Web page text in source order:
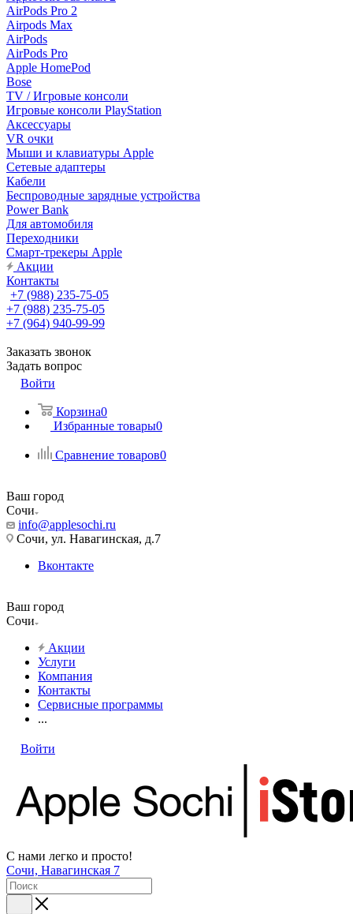
AirPods Pro 2
Airpods Max
AirPods
AirPods Pro
Apple HomePod
Bose
TV / Игровые консоли
Игровые консоли PlayStation
Аксессуары
VR очки
Мыши и клавиатуры Apple
Сетевые адаптеры
Кабели
Беспроводные зарядные устройства
Power Bank
Для автомобиля
Переходники
Смарт-трекеры Apple
Акции
Контакты
+7 (988) 235-75-05
+7 (988) 235-75-05
+7 (964) 940-99-99
Заказать звонок
Задать вопрос
Войти
Корзина0
Избранные товары0
Сравнение товаров0
Ваш город
Сочи
info@applesochi.ru
Сочи, ул. Навагинская, д.7
Вконтакте
Ваш город
Сочи
Акции
Услуги
Компания
Контакты
Сервисные программы
...
Войти
С нами легко и просто!
Сочи, Навагинская 7